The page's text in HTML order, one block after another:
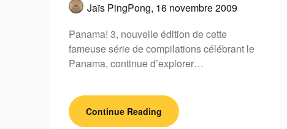
Jaïs PingPong, 16 novembre 2009
Panama! 3, nouvelle édition de cette
fameuse série de compilations célébrant le
Panama, continue d’explorer…
Continue Reading